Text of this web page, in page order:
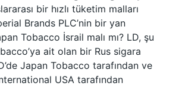
bir hızlı tüketim malları
Brands PLC’nin bir yan
Tobacco İsrail malı mı? LD, şu
ait olan bir Rus sigara
Japan Tobacco tarafından ve
USA tarafından